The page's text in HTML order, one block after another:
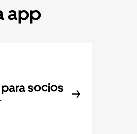
app
socios